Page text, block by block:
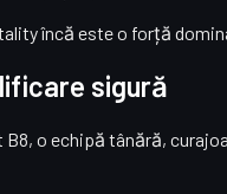
încă este o forță
sigură
B8, o echipă tânără,